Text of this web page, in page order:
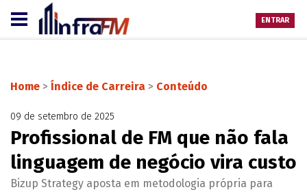
ENTRAR
Home > Índice de Carreira > Conteúdo
09 de setembro de 2025
Profissional de FM que não fala
linguagem de negócio vira custo
Bizup Strategy aposta em metodologia própria para